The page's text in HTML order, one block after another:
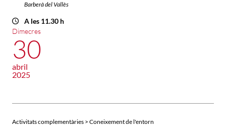
Barberà del Vallès
A les 11.30 h
Dimecres
30
abril
2025
Activitats complementàries > Coneixement de l'entorn